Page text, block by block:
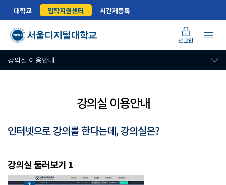
대학교 입학지원센터 시간제등록
로그인
강의실 이용안내
강의실 이용안내
인터넷으로 강의를 한다는데, 강의실은?
강의실 둘러보기 1